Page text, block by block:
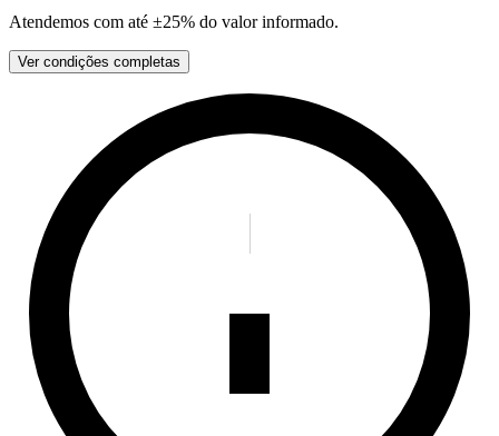
Atendemos com até ±25% do valor informado.
Ver condições completas